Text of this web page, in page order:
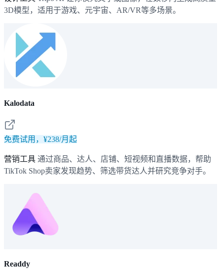
3D模型，适用于游戏、元宇宙、AR/VR等多场景。
Kalodata
免费试用，¥238/月起
营销工具 通过商品、达人、店铺、短视频和直播数据，帮助
TikTok Shop卖家发现趋势、筛选带货达人并研究竞争对手。
Readdy